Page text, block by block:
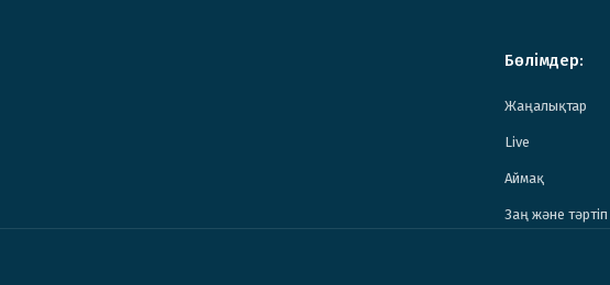
Бөлімдер:
Жаңалықтар
Live
Аймақ
Заң және тәртіп